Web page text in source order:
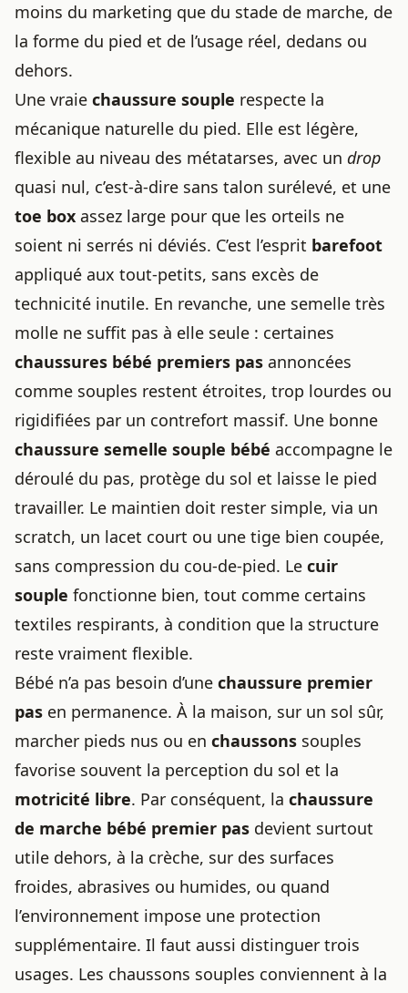
moins du marketing que du stade de marche, de
la forme du pied et de l’usage réel, dedans ou
dehors.
Une vraie chaussure souple respecte la
mécanique naturelle du pied. Elle est légère,
flexible au niveau des métatarses, avec un drop
quasi nul, c’est-à-dire sans talon surélevé, et une
toe box assez large pour que les orteils ne
soient ni serrés ni déviés. C’est l’esprit barefoot
appliqué aux tout-petits, sans excès de
technicité inutile. En revanche, une semelle très
molle ne suffit pas à elle seule : certaines
chaussures bébé premiers pas annoncées
comme souples restent étroites, trop lourdes ou
rigidifiées par un contrefort massif. Une bonne
chaussure semelle souple bébé accompagne le
déroulé du pas, protège du sol et laisse le pied
travailler. Le maintien doit rester simple, via un
scratch, un lacet court ou une tige bien coupée,
sans compression du cou-de-pied. Le cuir
souple fonctionne bien, tout comme certains
textiles respirants, à condition que la structure
reste vraiment flexible.
Bébé n’a pas besoin d’une chaussure premier
pas en permanence. À la maison, sur un sol sûr,
marcher pieds nus ou en chaussons souples
favorise souvent la perception du sol et la
motricité libre. Par conséquent, la chaussure
de marche bébé premier pas devient surtout
utile dehors, à la crèche, sur des surfaces
froides, abrasives ou humides, ou quand
l’environnement impose une protection
supplémentaire. Il faut aussi distinguer trois
usages. Les chaussons souples conviennent à la